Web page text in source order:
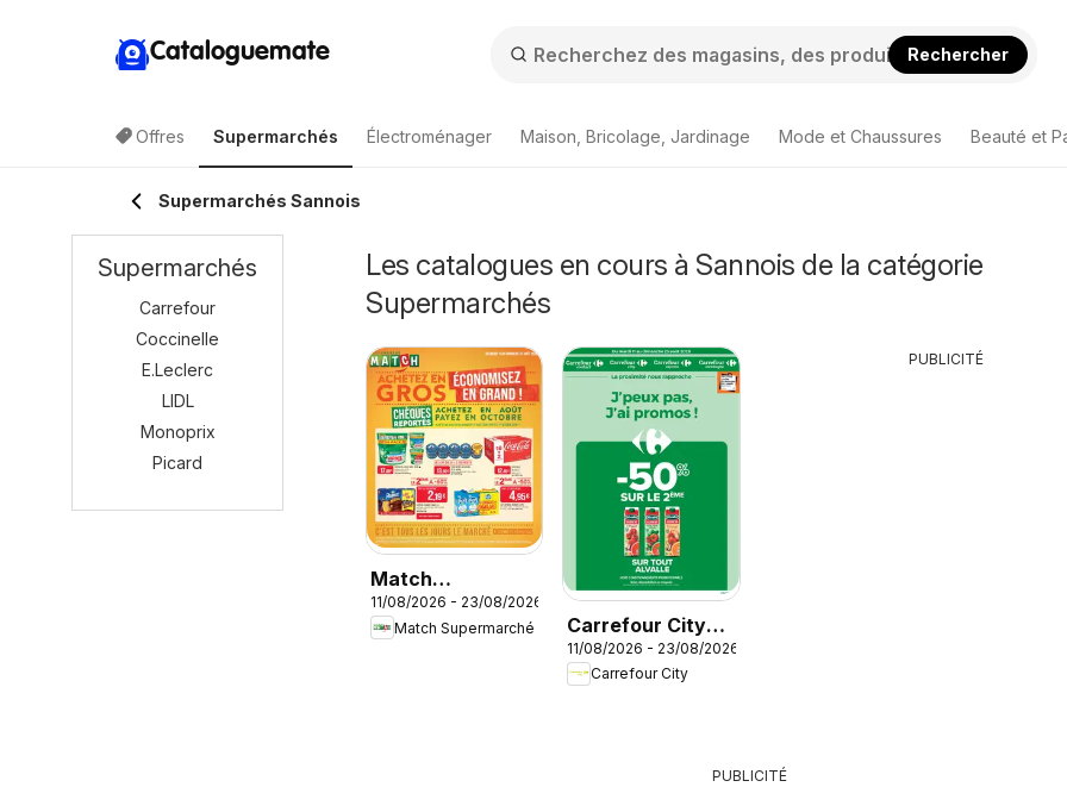
Cataloguemate Rechercher
Offres Supermarchés Électroménager Maison, Bricolage, Jardinage Mode et Chaussures Beauté et
Supermarchés Sannois
Les catalogues en cours à Sannois de la catégorie
Supermarchés
Match
Supermarché
catalogue
11/08/2026 - 23/08/2026
Match Supermarché
Carrefour City
catalogue
11/08/2026 - 23/08/2026
Carrefour City
PUBLICITÉ
PUBLICITÉ
Supermarchés
Carrefour
Coccinelle
E.Leclerc
LIDL
Monoprix
Picard